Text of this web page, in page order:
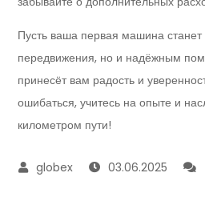
Пусть ваша первая машина станет
передвижения, но и надёжным
принесёт вам радость и
ошибаться, учитесь на опыте и
километром пути!
03.06.2025